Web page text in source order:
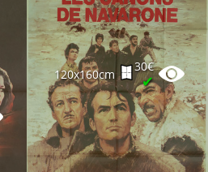
120x160cm
30€
✔